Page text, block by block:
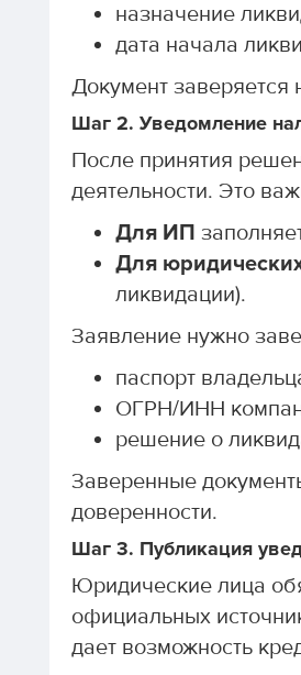
назначение
дата начала
Документ заверяется
Шаг 2. Уведомление
После принятия
деятельности. Это
Для ИП
Для
ликвидации).
Заявление нужно
паспорт
ОГРН/ИНН
решение о
Заверенные
доверенности.
Шаг 3. Публикация
Юридические лица
официальных
дает возможность